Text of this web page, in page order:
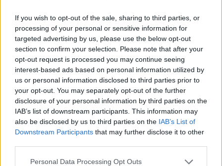
If you wish to opt-out of the sale, sharing to third parties, or
processing of your personal or sensitive information for
targeted advertising by us, please use the below opt-out
section to confirm your selection. Please note that after your
opt-out request is processed you may continue seeing
interest-based ads based on personal information utilized by
us or personal information disclosed to third parties prior to
your opt-out. You may separately opt-out of the further
disclosure of your personal information by third parties on the
IAB’s list of downstream participants. This information may
also be disclosed by us to third parties on the IAB’s List of
Downstream Participants that may further disclose it to other
Personal Data Processing Opt Outs
BUSINESS 21.10.2025 16:56
PARAPOLITIKA NEWSROOM
Η Harley-Davidson Athens φιλοξένησε το
demo truck και τη διεθνή παρουσίαση
των μοντέλων 2025
Εγγραφή στο newsletter